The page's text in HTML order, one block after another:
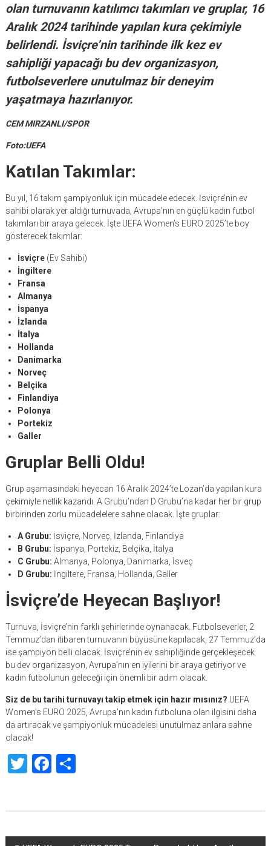
olan turnuvanın katılımcı takımları ve gruplar, 16
Aralık 2024 tarihinde yapılan kura çekimiyle
belirlendi. İsviçre’nin tarihinde ilk kez ev
sahipliği yapacağı bu dev organizasyon,
futbolseverlere unutulmaz bir deneyim
yaşatmaya hazırlanıyor.
CEM MIRZANLI/SPOR
Foto:UEFA
Katılan Takımlar:
Bu yıl, 16 takım şampiyonluk için mücadele edecek. İsviçre’nin ev
sahibi olarak yer aldığı turnuvada, Avrupa’nın en güçlü kadın futbol
takımları bir araya gelecek. İşte UEFA Women’s EURO 2025’te boy
gösterecek takımlar:
İsviçre(Ev Sahibi)
İngiltere
Fransa
Almanya
İspanya
İzlanda
İtalya
Hollanda
Danimarka
Norveç
Belçika
Finlandiya
Polonya
Portekiz
Galler
Gruplar Belli Oldu!
Grup aşamasındaki heyecan 16 Aralık 2024’te Lozan’da yapılan kura
çekimiyle netlik kazandı. A Grubu’ndan D Grubu’na kadar her bir grup
birbirinden zorlu mücadelelere sahne olacak. İşte gruplar:
A Grubu: İsviçre, Norveç, İzlanda, Finlandiya
B Grubu: İspanya, Portekiz, Belçika, İtalya
C Grubu: Almanya, Polonya, Danimarka, İsveç
D Grubu: İngiltere, Fransa, Hollanda, Galler
İsviçre’de Heyecan Başlıyor!
Turnuva, İsviçre’nin farklı şehirlerinde oynanacak. Futbolseverler, 2
Temmuz’dan itibaren turnuvanın büyüsüne kapılacak, 27 Temmuz’da
ise şampiyon belli olacak. İsviçre’nin ev sahipliğinde gerçekleşecek
bu dev organizasyon, Avrupa’nın en iyilerini bir araya getiriyor ve
kadın futbolunun geleceği için önemli bir adım olacak.
Siz de bu tarihi turnuvayı takip etmek için hazır mısınız? UEFA
Women’s EURO 2025, Avrupa’nın kadın futboluna olan ilgisini daha
da artıracak ve şampiyonluk mücadelesi unutulmaz anlara sahne
olacak!
TwitterFacebook
Share